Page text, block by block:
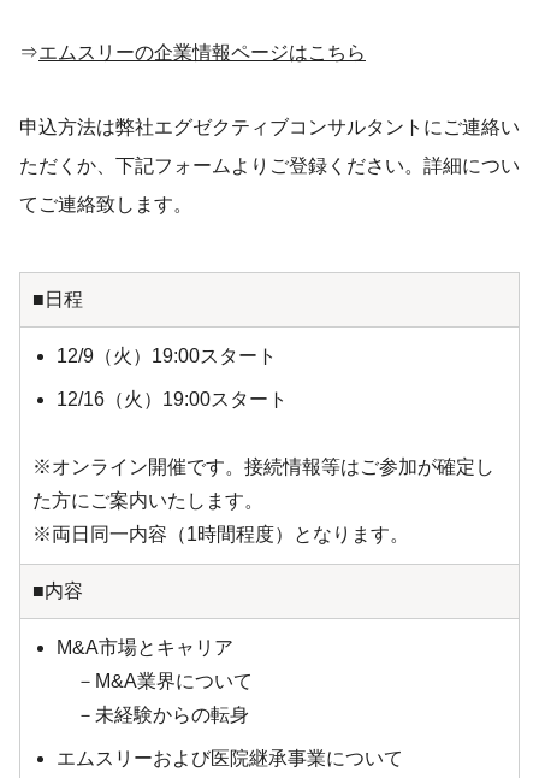
⇒エムスリーの企業情報ページはこちら
申込方法は弊社エグゼクティブコンサルタントにご連絡い
ただくか、下記フォームよりご登録ください。詳細につい
てご連絡致します。
■日程
12/9（火）19:00スタート
12/16（火）19:00スタート
※オンライン開催です。接続情報等はご参加が確定し
た方にご案内いたします。
※両日同一内容（1時間程度）となります。
■内容
M&A市場とキャリア
－M&A業界について
－未経験からの転身
エムスリーおよび医院継承事業について